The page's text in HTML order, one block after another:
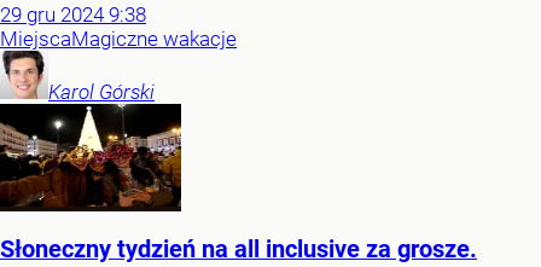
29 gru 2024 9:38
MiejscaMagiczne wakacje
Karol Górski
Słoneczny tydzień na all inclusive za grosze.